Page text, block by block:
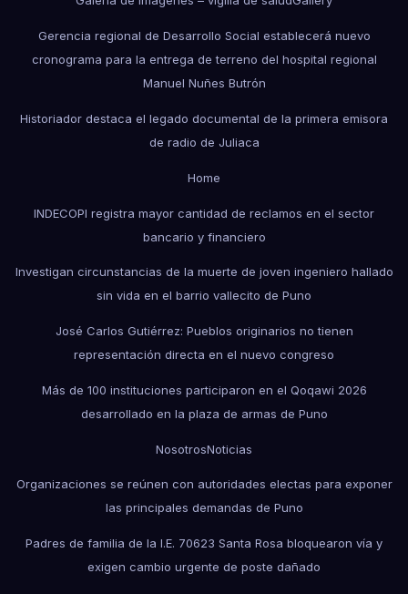
Gerencia regional de Desarrollo Social establecerá nuevo
cronograma para la entrega de terreno del hospital regional
Manuel Nuñes Butrón
Historiador destaca el legado documental de la primera emisora
de radio de Juliaca
Home
INDECOPI registra mayor cantidad de reclamos en el sector
bancario y financiero
Investigan circunstancias de la muerte de joven ingeniero hallado
sin vida en el barrio vallecito de Puno
José Carlos Gutiérrez: Pueblos originarios no tienen
representación directa en el nuevo congreso
Más de 100 instituciones participaron en el Qoqawi 2026
desarrollado en la plaza de armas de Puno
NosotrosNoticias
Organizaciones se reúnen con autoridades electas para exponer
las principales demandas de Puno
Padres de familia de la I.E. 70623 Santa Rosa bloquearon vía y
exigen cambio urgente de poste dañado